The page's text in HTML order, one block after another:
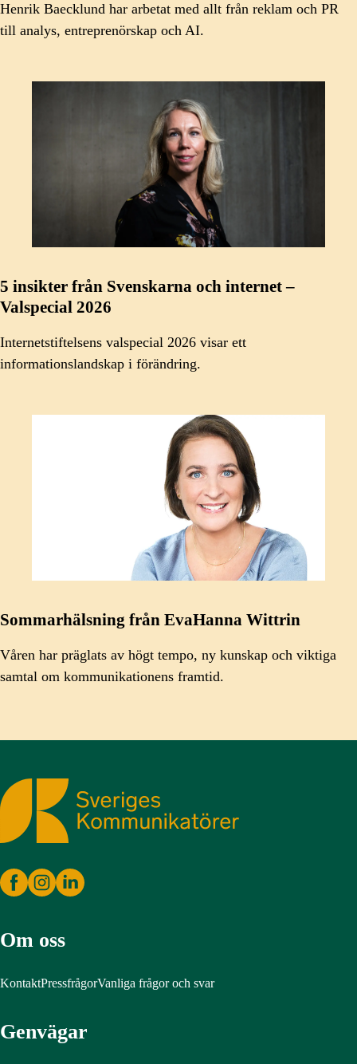
Henrik Baecklund har arbetat med allt från reklam och PR
till analys, entreprenörskap och AI.
5 insikter från Svenskarna och internet –
Valspecial 2026
Internetstiftelsens valspecial 2026 visar ett
informationslandskap i förändring.
Sommarhälsning från EvaHanna Wittrin
Våren har präglats av högt tempo, ny kunskap och viktiga
samtal om kommunikationens framtid.
Sveriges Kommunikatörer
Om oss
KontaktPressfrågorVanliga frågor och svar
Genvägar